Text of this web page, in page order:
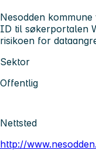
Nesodden
ID til søkerportalen
risikoen for
Sektor
Offentlig
Nettsted
http://